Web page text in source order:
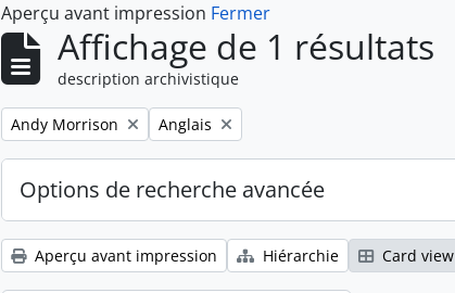
Aperçu avant impression Fermer
Affichage de 1 résultats
description archivistique
Remove filter:
Andy Morrison Remove filter:
Anglais
Options de recherche avancée
Aperçu avant impression Hiérarchie Card view